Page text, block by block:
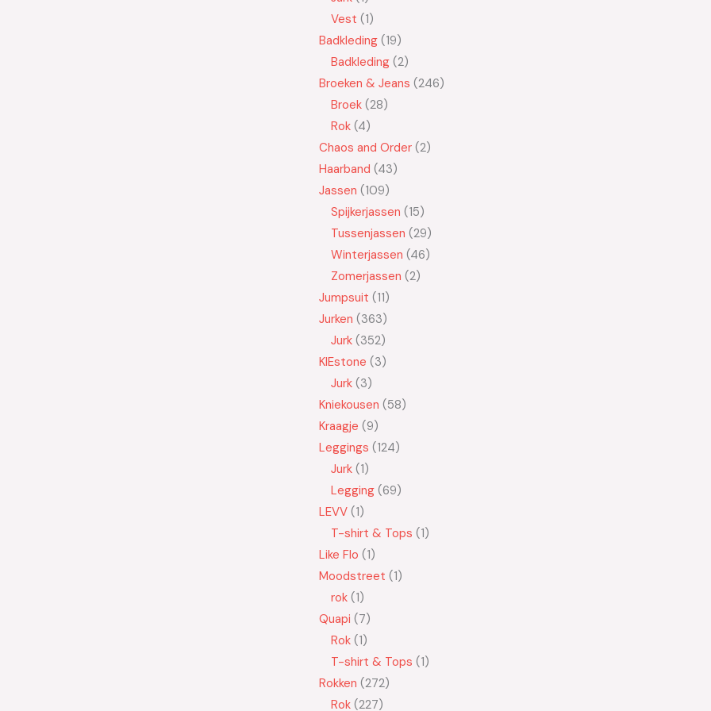
Vest 1
Badkleding 19
Badkleding 2
Broeken & Jeans 246
Broek 28
Rok 4
Chaos and Order 2
Haarband 43
Jassen 109
Spijkerjassen 15
Tussenjassen 29
Winterjassen 46
Zomerjassen 2
Jumpsuit 11
Jurken 363
Jurk 352
KIEstone 3
Jurk 3
Kniekousen 58
Kraagje 9
Leggings 124
Jurk 1
Legging 69
LEVV 1
T-shirt & Tops 1
Like Flo 1
Moodstreet 1
rok 1
Quapi 7
Rok 1
T-shirt & Tops 1
Rokken 272
Rok 227